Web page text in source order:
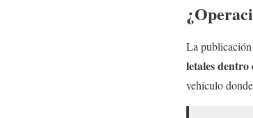
La
letales dentro
vehículo